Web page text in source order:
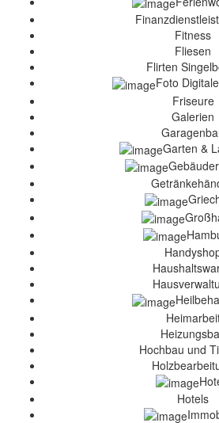
Fitness
Fliesen
Flirten
Foto
Friseure
Galerien
Garten &
Hochbau und
Hotels